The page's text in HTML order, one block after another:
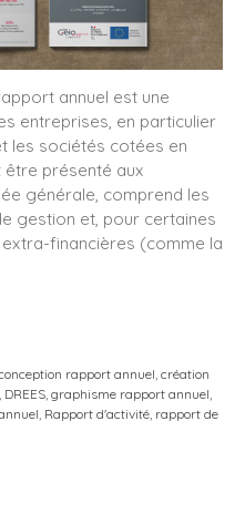
octobre 2025
mars 2025
janvier 2025
novembre 2024
octobre 2023
septembre 2023
novembre 2019
avril 2019
annuel est une
entreprises, en particulier
les sociétés cotées en
être présenté aux
générale, comprend les
gestion et, pour certaines
financières (comme la
rapport annuel création
DREES graphisme rapport annuel
Rapport d'activité rapport de